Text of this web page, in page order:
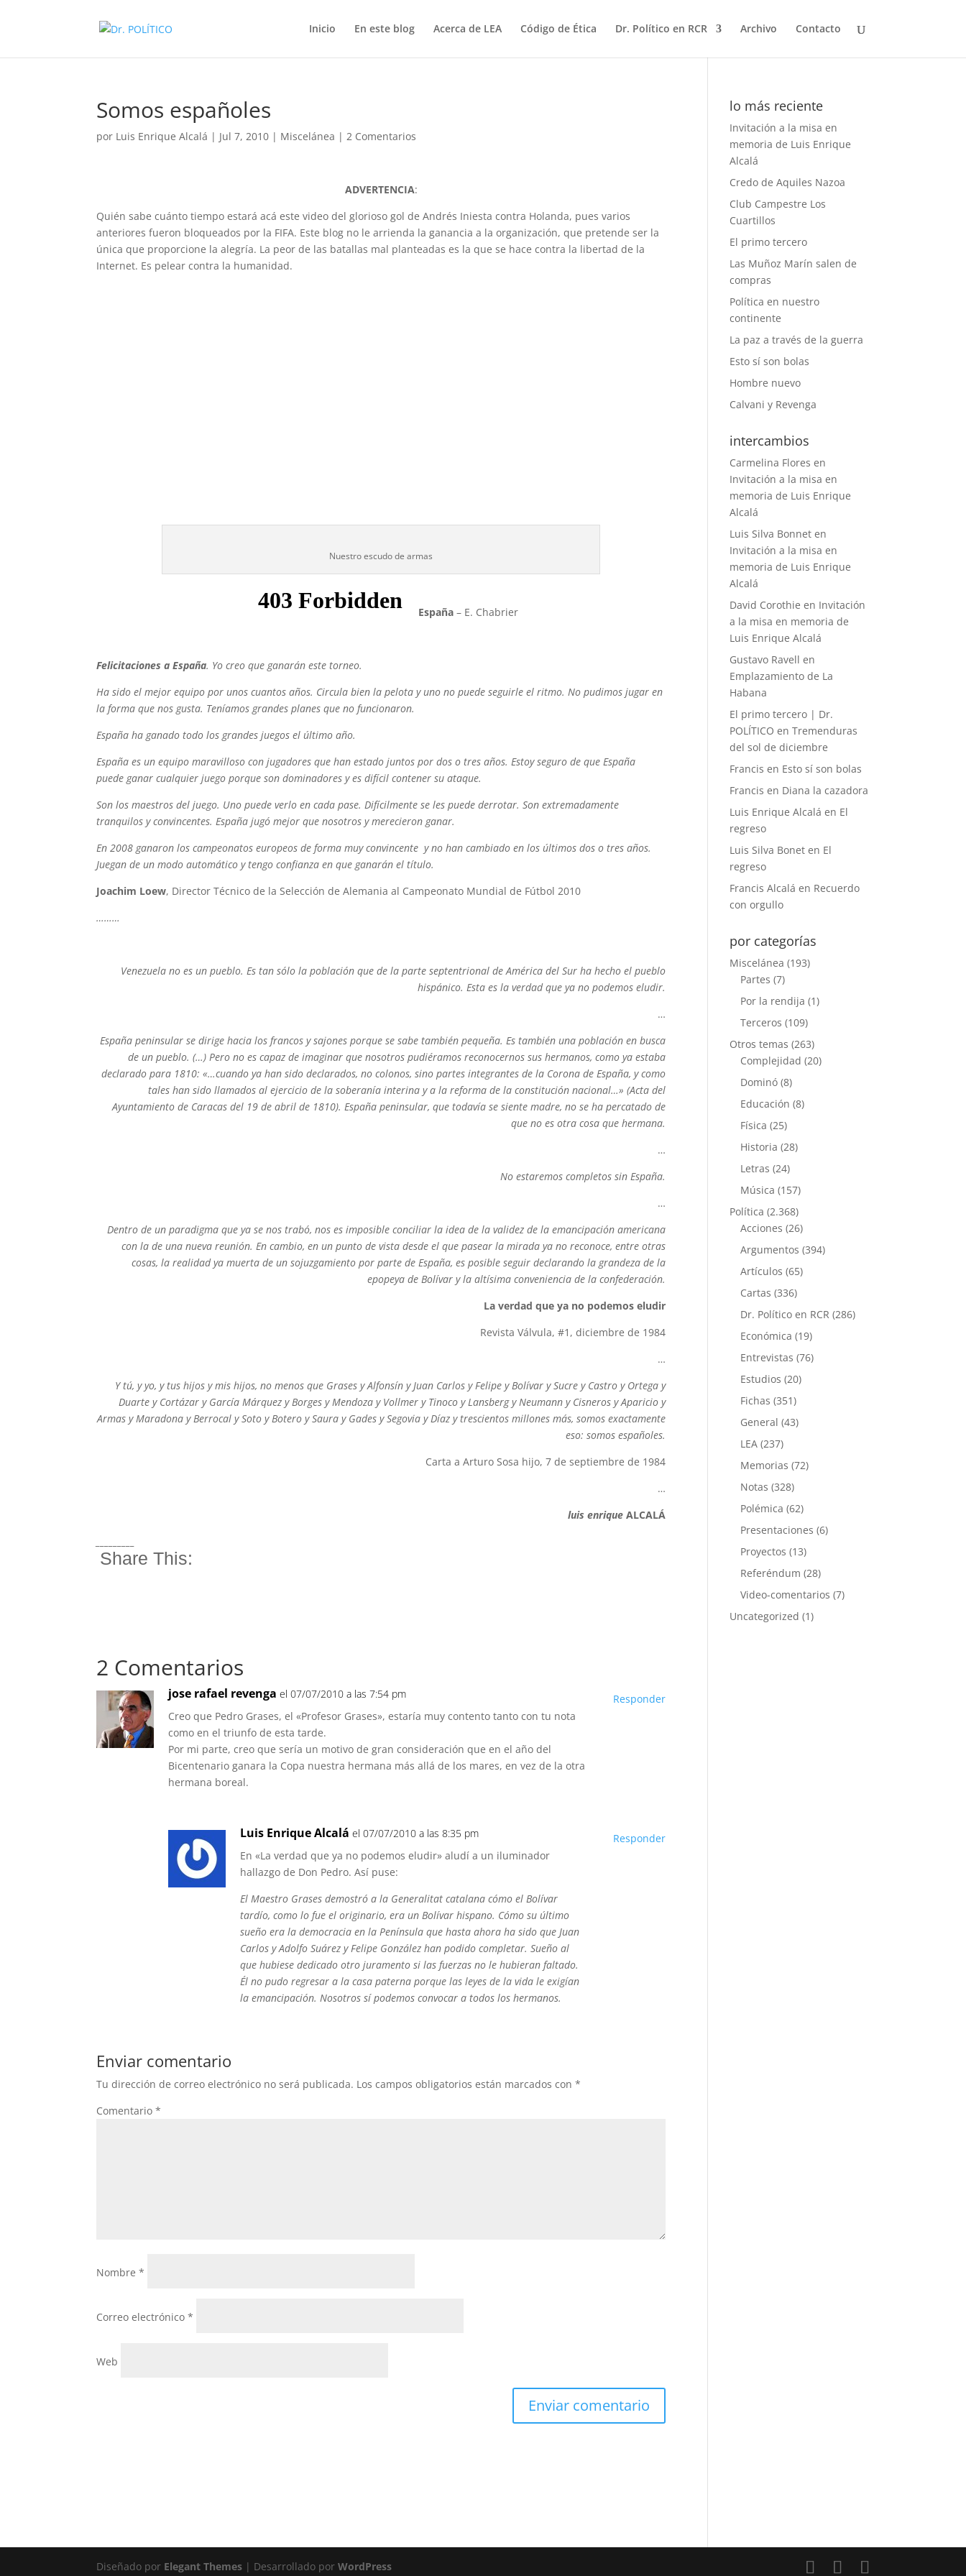
Inicio En este blog Acerca de LEA Código de Ética Dr. Político en RCR Archivo Contacto
Somos españoles
por Luis Enrique Alcalá | Jul 7, 2010 | Miscelánea |2 Comentarios
ADVERTENCIA:
Quién sabe cuánto tiempo estará acá este video del glorioso gol de Andrés Iniesta contra Holanda, pues varios
anteriores fueron bloqueados por la FIFA. Este blog no le arrienda la ganancia a la organización, que pretende ser la
única que proporcione la alegría. La peor de las batallas mal planteadas es la que se hace contra la libertad de la
Internet. Es pelear contra la humanidad.
Nuestro escudo de armas
España– E. Chabrier
Felicitaciones a España. Yo creo que ganarán este torneo.
Ha sido el mejor equipo por unos cuantos años. Circula bien la pelota y uno no puede seguirle el ritmo. No pudimos jugar en
la forma que nos gusta. Teníamos grandes planes que no funcionaron.
España ha ganado todo los grandes juegos el último año.
España es un equipo maravilloso con jugadores que han estado juntos por dos o tres años. Estoy seguro de que España
puede ganar cualquier juego porque son dominadores y es difícil contener su ataque.
Son los maestros del juego. Uno puede verlo en cada pase. Difícilmente se les puede derrotar. Son extremadamente
tranquilos y convincentes. España jugó mejor que nosotros y merecieron ganar.
En 2008 ganaron los campeonatos europeos de forma muy convincente y no han cambiado en los últimos dos o tres años.
Juegan de un modo automático y tengo confianza en que ganarán el título.
Joachim Loew, Director Técnico de la Selección de Alemania al Campeonato Mundial de Fútbol 2010
………
Venezuela no es un pueblo. Es tan sólo la población que de la parte septentrional de América del Sur ha hecho el pueblo
hispánico. Esta es la verdad que ya no podemos eludir.
…
España peninsular se dirige hacia los francos y sajones porque se sabe también pequeña. Es también una población en busca
de un pueblo. (…) Pero no es capaz de imaginar que nosotros pudiéramos reconocernos sus hermanos, como ya estaba
declarado para 1810: «…cuando ya han sido declarados, no colonos, sino partes integrantes de la Corona de España, y como
tales han sido llamados al ejercicio de la soberanía interina y a la reforma de la constitución nacional…» (Acta del
Ayuntamiento de Caracas del 19 de abril de 1810). España peninsular, que todavía se siente madre, no se ha percatado de
que no es otra cosa que hermana.
…
No estaremos completos sin España.
…
Dentro de un paradigma que ya se nos trabó, nos es imposible conciliar la idea de la validez de la emancipación americana
con la de una nueva reunión. En cambio, en un punto de vista desde el que pasear la mirada ya no reconoce, entre otras
cosas, la realidad ya muerta de un sojuzgamiento por parte de España, es posible seguir declarando la grandeza de la
epopeya de Bolívar y la altísima conveniencia de la confederación.
La verdad que ya no podemos eludir
Revista Válvula, #1, diciembre de 1984
…
Y tú, y yo, y tus hijos y mis hijos, no menos que Grases y Alfonsín y Juan Carlos y Felipe y Bolívar y Sucre y Castro y Ortega y
Duarte y Cortázar y García Márquez y Borges y Mendoza y Vollmer y Tinoco y Lansberg y Neumann y Cisneros y Aparicio y
Armas y Maradona y Berrocal y Soto y Botero y Saura y Gades y Segovia y Díaz y trescientos millones más, somos exactamente
eso: somos españoles.
Carta a Arturo Sosa hijo, 7 de septiembre de 1984
…
luis enriqueALCALÁ
Share This:
2 Comentarios
jose rafael revenga el 07/07/2010 a las 7:54 pm
Creo que Pedro Grases, el «Profesor Grases», estaría muy contento tanto con tu nota
como en el triunfo de esta tarde.
Por mi parte, creo que sería un motivo de gran consideración que en el año del
Bicentenario ganara la Copa nuestra hermana más allá de los mares, en vez de la otra
hermana boreal.
Responder
Luis Enrique Alcalá el 07/07/2010 a las 8:35 pm
En «La verdad que ya no podemos eludir» aludí a un iluminador
hallazgo de Don Pedro. Así puse:
El Maestro Grases demostró a la Generalitat catalana cómo el Bolívar
tardío, como lo fue el originario, era un Bolívar hispano. Cómo su último
sueño era la democracia en la Península que hasta ahora ha sido que Juan
Carlos y Adolfo Suárez y Felipe González han podido completar. Sueño al
que hubiese dedicado otro juramento si las fuerzas no le hubieran faltado.
Él no pudo regresar a la casa paterna porque las leyes de la vida le exigían
la emancipación. Nosotros sí podemos convocar a todos los hermanos.
Responder
Enviar comentario
Tu dirección de correo electrónico no será publicada. Los campos obligatorios están marcados con*
Comentario*
Nombre*
Correo electrónico*
Web
lo más reciente
Invitación a la misa en
memoria de Luis Enrique
Alcalá
Credo de Aquiles Nazoa
Club Campestre Los
Cuartillos
El primo tercero
Las Muñoz Marín salen de
compras
Política en nuestro
continente
La paz a través de la guerra
Esto sí son bolas
Hombre nuevo
Calvani y Revenga
intercambios
Carmelina Flores en
Invitación a la misa en
memoria de Luis Enrique
Alcalá
Luis Silva Bonnet en
Invitación a la misa en
memoria de Luis Enrique
Alcalá
David Corothie en Invitación
a la misa en memoria de
Luis Enrique Alcalá
Gustavo Ravell en
Emplazamiento de La
Habana
El primo tercero | Dr.
POLÍTICO enTremenduras
del sol de diciembre
Francis en Esto sí son bolas
Francis en Diana la cazadora
Luis Enrique Alcalá en El
regreso
Luis Silva Bonet en El
regreso
Francis Alcalá en Recuerdo
con orgullo
por categorías
Miscelánea (193)
Partes (7)
Por la rendija (1)
Terceros (109)
Otros temas (263)
Complejidad (20)
Dominó (8)
Educación (8)
Física (25)
Historia (28)
Letras (24)
Música (157)
Política (2.368)
Acciones (26)
Argumentos (394)
Artículos (65)
Cartas (336)
Dr. Político en RCR (286)
Económica (19)
Entrevistas (76)
Estudios (20)
Fichas (351)
General (43)
LEA (237)
Memorias (72)
Notas (328)
Polémica (62)
Presentaciones (6)
Proyectos (13)
Referéndum (28)
Video-comentarios (7)
Uncategorized (1)
Diseñado por Elegant Themes | Desarrollado porWordPress